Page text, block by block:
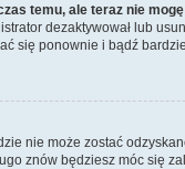
temu, ale teraz nie
dezaktywował lub
się ponownie i bądź
nie może zostać
znów będziesz móc się